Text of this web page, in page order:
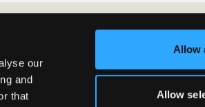
our
and
that
Allow
Allow